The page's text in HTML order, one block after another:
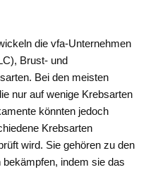
die vfa-Unternehmen
Brust- und
Bei den meisten
nur auf wenige Krebsarten
könnten jedoch
Krebsarten
wird. Sie gehören zu den
indem sie das